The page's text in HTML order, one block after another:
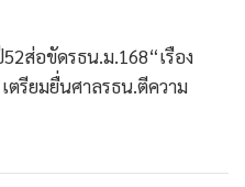
ที่อาจบานปลาย และมองว่า
ฟังเสียงประชาชน และเรียก
ารสลายการชุมนุม และขอให้
ส.ว.เดินทางไปทำเนียบ
ส่อขัดรธน.ม.168“เรือง
ตรียมยื่นศาลรธน.ตีความ